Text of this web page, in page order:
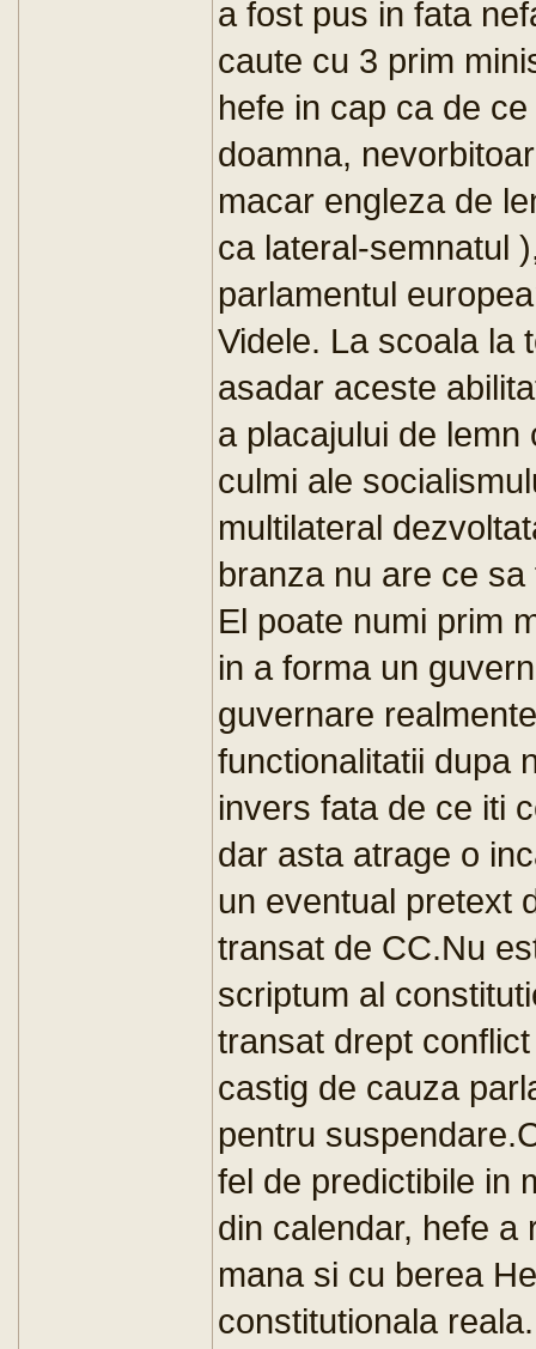
a fost pus in fata
caute cu 3 prim
hefe in cap ca de
doamna,
macar engleza de
ca lateral-semnatul
parlamentul
Videle. La scoala la
asadar aceste
a placajului de
culmi ale
multilateral
branza nu are ce
El poate numi prim
in a forma un
guvernare
functionalitatii dupa
invers fata de ce iti
dar asta atrage o
un eventual pretext
transat de CC.Nu
scriptum al
transat drept
castig de cauza
pentru
fel de predictibile in
din calendar, hefe a
mana si cu berea
constitutionala